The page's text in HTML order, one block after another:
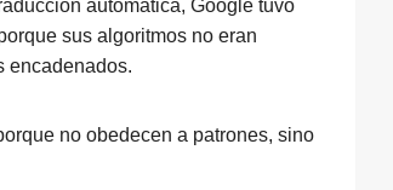
automática, Google tuvo
sus algoritmos no eran
encadenados.
no obedecen a patrones, sino